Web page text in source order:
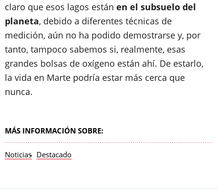
claro que esos lagos están en el subsuelo del
planeta, debido a diferentes técnicas de
medición, aún no ha podido demostrarse y, por
tanto, tampoco sabemos si, realmente, esas
grandes bolsas de oxígeno están ahí. De estarlo,
la vida en Marte podría estar más cerca que
nunca.
MÁS INFORMACIÓN SOBRE:
Noticias Destacado